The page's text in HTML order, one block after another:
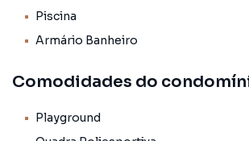
Piscina
Armário Banheiro
Comodidades do
Playground